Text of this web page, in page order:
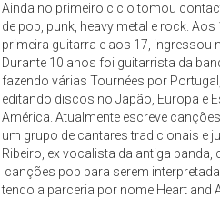
Ainda no primeiro ciclo tomou
de pop, punk, heavy metal e rock.
primeira guitarra e aos 17, ingressou
Durante 10 anos foi guitarrista da
fazendo várias Tournées por
editando discos no Japão, Europa e
América. Atualmente escreve
um grupo de cantares tradicionais e
Ribeiro, ex vocalista da antiga banda,
canções pop para serem
tendo a parceria por nome Heart and